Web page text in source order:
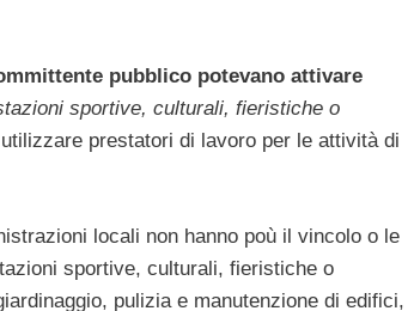
pubblico potevano attivare
sportive, culturali, fieristiche o
prestatori di lavoro per le attività di
locali non hanno poù il vincolo o le
sportive, culturali, fieristiche o
pulizia e manutenzione di edifici,